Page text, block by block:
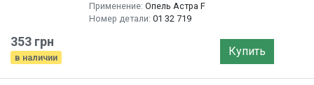
Применение: Опель Астра F
Номер детали: 01 32 719
353 грн
в наличии Купить